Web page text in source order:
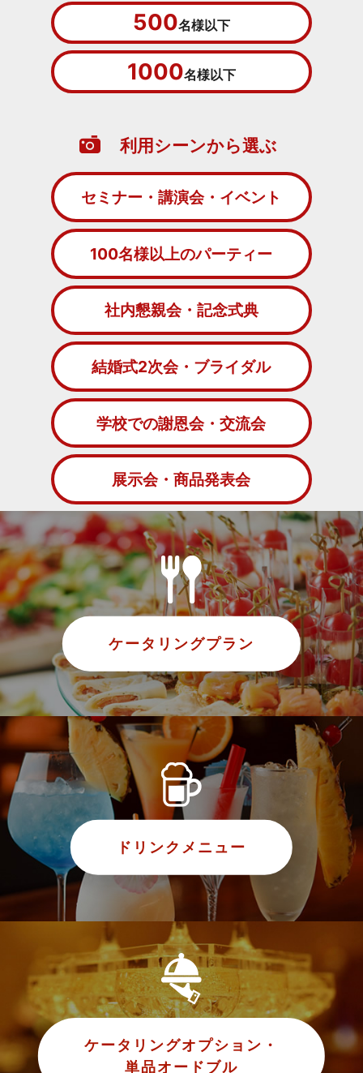
500名様以下
1000名様以下
利用シーンから選ぶ
セミナー・講演会・イベント
100名様以上のパーティー
社内懇親会・記念式典
結婚式2次会・ブライダル
学校での謝恩会・交流会
展示会・商品発表会
ケータリングプラン
ドリンクメニュー
ケータリングオプション・
単品オードブル